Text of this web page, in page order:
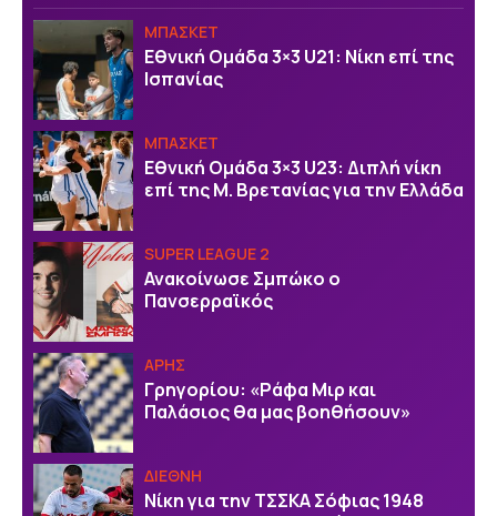
ΜΠΑΣΚΕΤ
Εθνική Ομάδα 3×3 U21: Νίκη επί της
Ισπανίας
ΜΠΑΣΚΕΤ
Εθνική Ομάδα 3×3 U23: Διπλή νίκη
επί της Μ. Βρετανίας για την Ελλάδα
SUPER LEAGUE 2
Ανακοίνωσε Σμπώκο ο
Πανσερραϊκός
ΑΡΗΣ
Γρηγορίου: «Ράφα Μιρ και
Παλάσιος θα μας βοηθήσουν»
ΔΙΕΘΝΗ
Νίκη για την ΤΣΣΚΑ Σόφιας 1948